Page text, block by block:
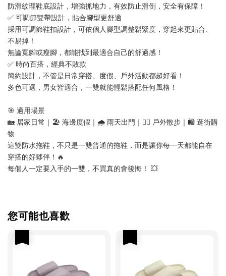
防滑紋理鞋底設計，增強抓地力，有效防止滑倒，安全有保障！
✅ 可調節雙帶設計，貼合腳型更舒適
採用可調節鞋扣設計，可依個人腳型調整鬆緊度，穿起來更貼合、
不易掉！
無論寬腳或瘦腳，都能找到最適合自己的舒適感！
✅ 時尚百搭，經典不敗款
簡約設計，不管是日常穿搭、度假、戶外活動都超好看！
多色可選，男女皆適合，一雙就能輕鬆搭配任何風格！
🎯 適用場景
🏡 居家日常｜🏖️ 海邊度假｜🌧️ 雨天出門｜🚶‍♂️ 戶外散步｜🛍️ 逛街購
物
這雙防水拖鞋，不只是一雙普通的拖鞋，而是讓你每一天都能自在
穿搭的好夥伴！🔥
每個人一定要入手的一雙，不買真的會後悔！ 💥
您可能也喜歡